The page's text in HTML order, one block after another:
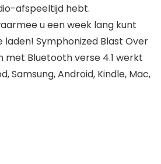
afspeeltijd hebt.
u een week lang kunt
Symphonized Blast Over
met Bluetooth verse 4.1 werkt
Samsung, Android, Kindle, Mac,